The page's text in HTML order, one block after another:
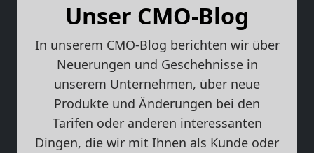
Unser CMO-Blog
In unserem CMO-Blog berichten wir über
Neuerungen und Geschehnisse in
unserem Unternehmen, über neue
Produkte und Änderungen bei den
Tarifen oder anderen interessanten
Dingen, die wir mit Ihnen als Kunde oder